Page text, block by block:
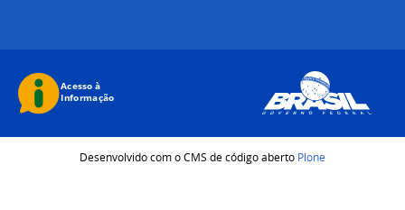
Desenvolvido com o CMS de código aberto Plone